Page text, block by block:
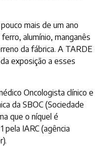
mais de um ano
alumínio, manganês
da fábrica. A TARDE
exposição a esses
Oncologista clínico e
da SBOC (Sociedade
que o níquel é
pela IARC (agência